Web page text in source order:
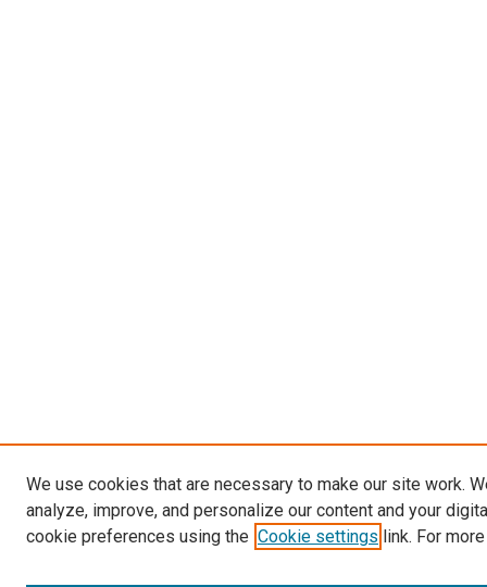
We use cookies that are necessary to make our site work.
analyze, improve, and personalize our content and your
cookie preferences using the Cookie settings link. For